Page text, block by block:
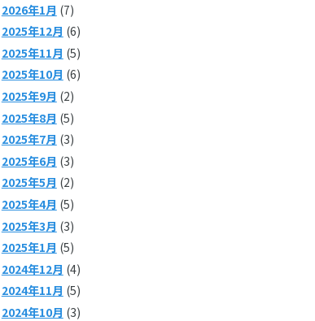
2026年1月 (7)
2025年12月 (6)
2025年11月 (5)
2025年10月 (6)
2025年9月 (2)
2025年8月 (5)
2025年7月 (3)
2025年6月 (3)
2025年5月 (2)
2025年4月 (5)
2025年3月 (3)
2025年1月 (5)
2024年12月 (4)
2024年11月 (5)
2024年10月 (3)